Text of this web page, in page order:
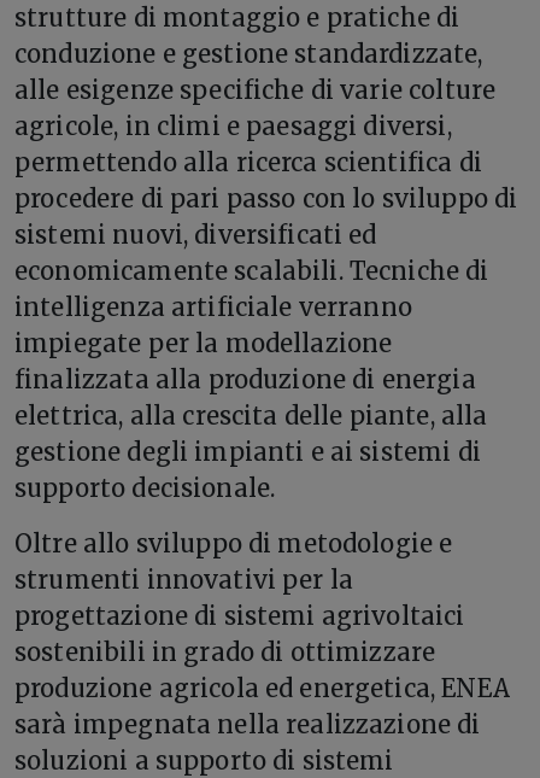
strutture di montaggio e pratiche di
conduzione e gestione standardizzate,
alle esigenze specifiche di varie colture
agricole, in climi e paesaggi diversi,
permettendo alla ricerca scientifica di
procedere di pari passo con lo sviluppo di
sistemi nuovi, diversificati ed
economicamente scalabili. Tecniche di
intelligenza artificiale verranno
impiegate per la modellazione
finalizzata alla produzione di energia
elettrica, alla crescita delle piante, alla
gestione degli impianti e ai sistemi di
supporto decisionale.
Oltre allo sviluppo di metodologie e
strumenti innovativi per la
progettazione di sistemi agrivoltaici
sostenibili in grado di ottimizzare
produzione agricola ed energetica, ENEA
sarà impegnata nella realizzazione di
soluzioni a supporto di sistemi